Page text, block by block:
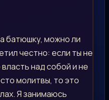
батюшку, можно ли
честно: если ты не
над собой и не
молитвы, то это
Я занимаюсь